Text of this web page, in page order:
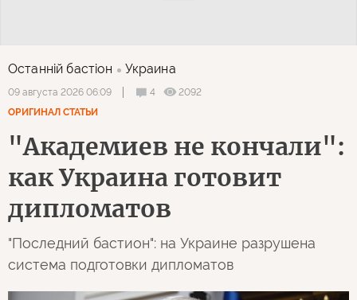
Останнiй бастiон Украина
09 августа 2026 06:09 4
2092
ОРИГИНАЛ СТАТЬИ
"Академиев не кончали":
как Украина готовит
дипломатов
"Последний бастион": на Украине разрушена
система подготовки дипломатов